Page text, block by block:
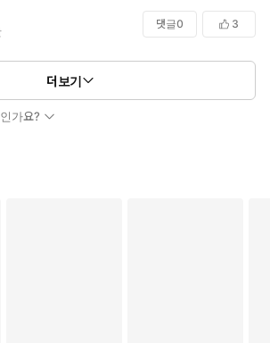
댓글0 3
더보기
가요?